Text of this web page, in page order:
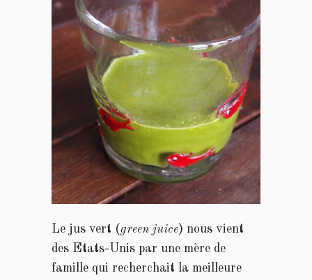
Le jus vert (green juice) nous vient
des Etats-Unis par une mère de
famille qui recherchait la meilleure